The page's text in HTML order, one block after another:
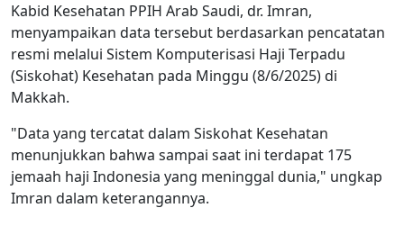
Kabid Kesehatan PPIH Arab Saudi, dr. Imran,
menyampaikan data tersebut berdasarkan pencatatan
resmi melalui Sistem Komputerisasi Haji Terpadu
(Siskohat) Kesehatan pada Minggu (8/6/2025) di
Makkah.
"Data yang tercatat dalam Siskohat Kesehatan
menunjukkan bahwa sampai saat ini terdapat 175
jemaah haji Indonesia yang meninggal dunia," ungkap
Imran dalam keterangannya.